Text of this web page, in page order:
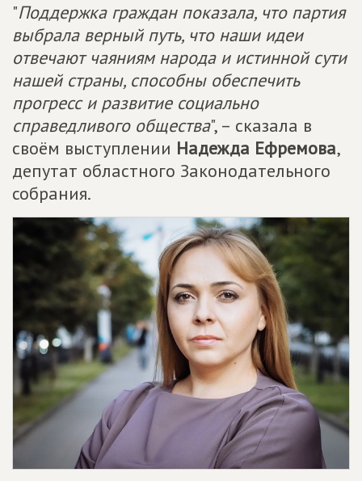
"Поддержка граждан показала, что партия
выбрала верный путь, что наши идеи
отвечают чаяниям народа и истинной сути
нашей страны, способны обеспечить
прогресс и развитие социально
справедливого общества", – сказала в
своём выступлении Надежда Ефремова,
депутат областного Законодательного
собрания.